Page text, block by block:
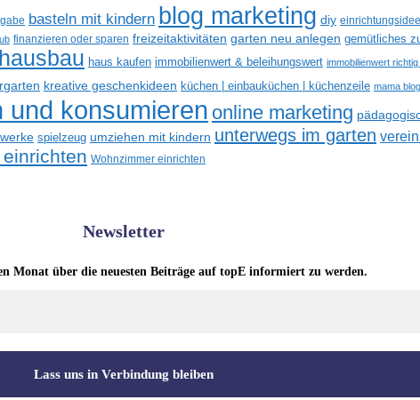
basteln mit kindern blog marketing diy
finanzieren oder sparen freizeitaktivitäten garten neu anlegen gemütliches
hausbau haus kaufen immobilienwert & beleihungswert immobilienwert
kreative geschenkideen küchen | einbauküchen | küchenzeile mama blog
und konsumieren online marketing
spielzeug umziehen mit kindern unterwegs im garten
Wohnzimmer einrichten
Newsletter
Monat über die neuesten Beiträge auf topE informiert zu werden.